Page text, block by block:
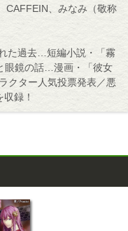
CAFFEIN、みなみ（敬称
た過去…短編小説・「霧
眼鏡の話…漫画・「彼女
クター人気投票発表／悪
録！